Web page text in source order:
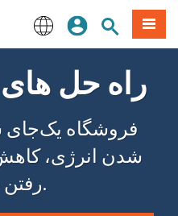
English
ورودسایتمنو
راه حل
فروشگاه یک‌جای
شدن انرژی،
رفتن به برق.